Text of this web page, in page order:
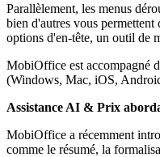
Parallèlement, les menus
bien d'autres vous
options d'en-tête, un outil de
MobiOffice est accompagné
(Windows, Mac, iOS,
Assistance AI & Prix
MobiOffice a récemment
comme le résumé, la